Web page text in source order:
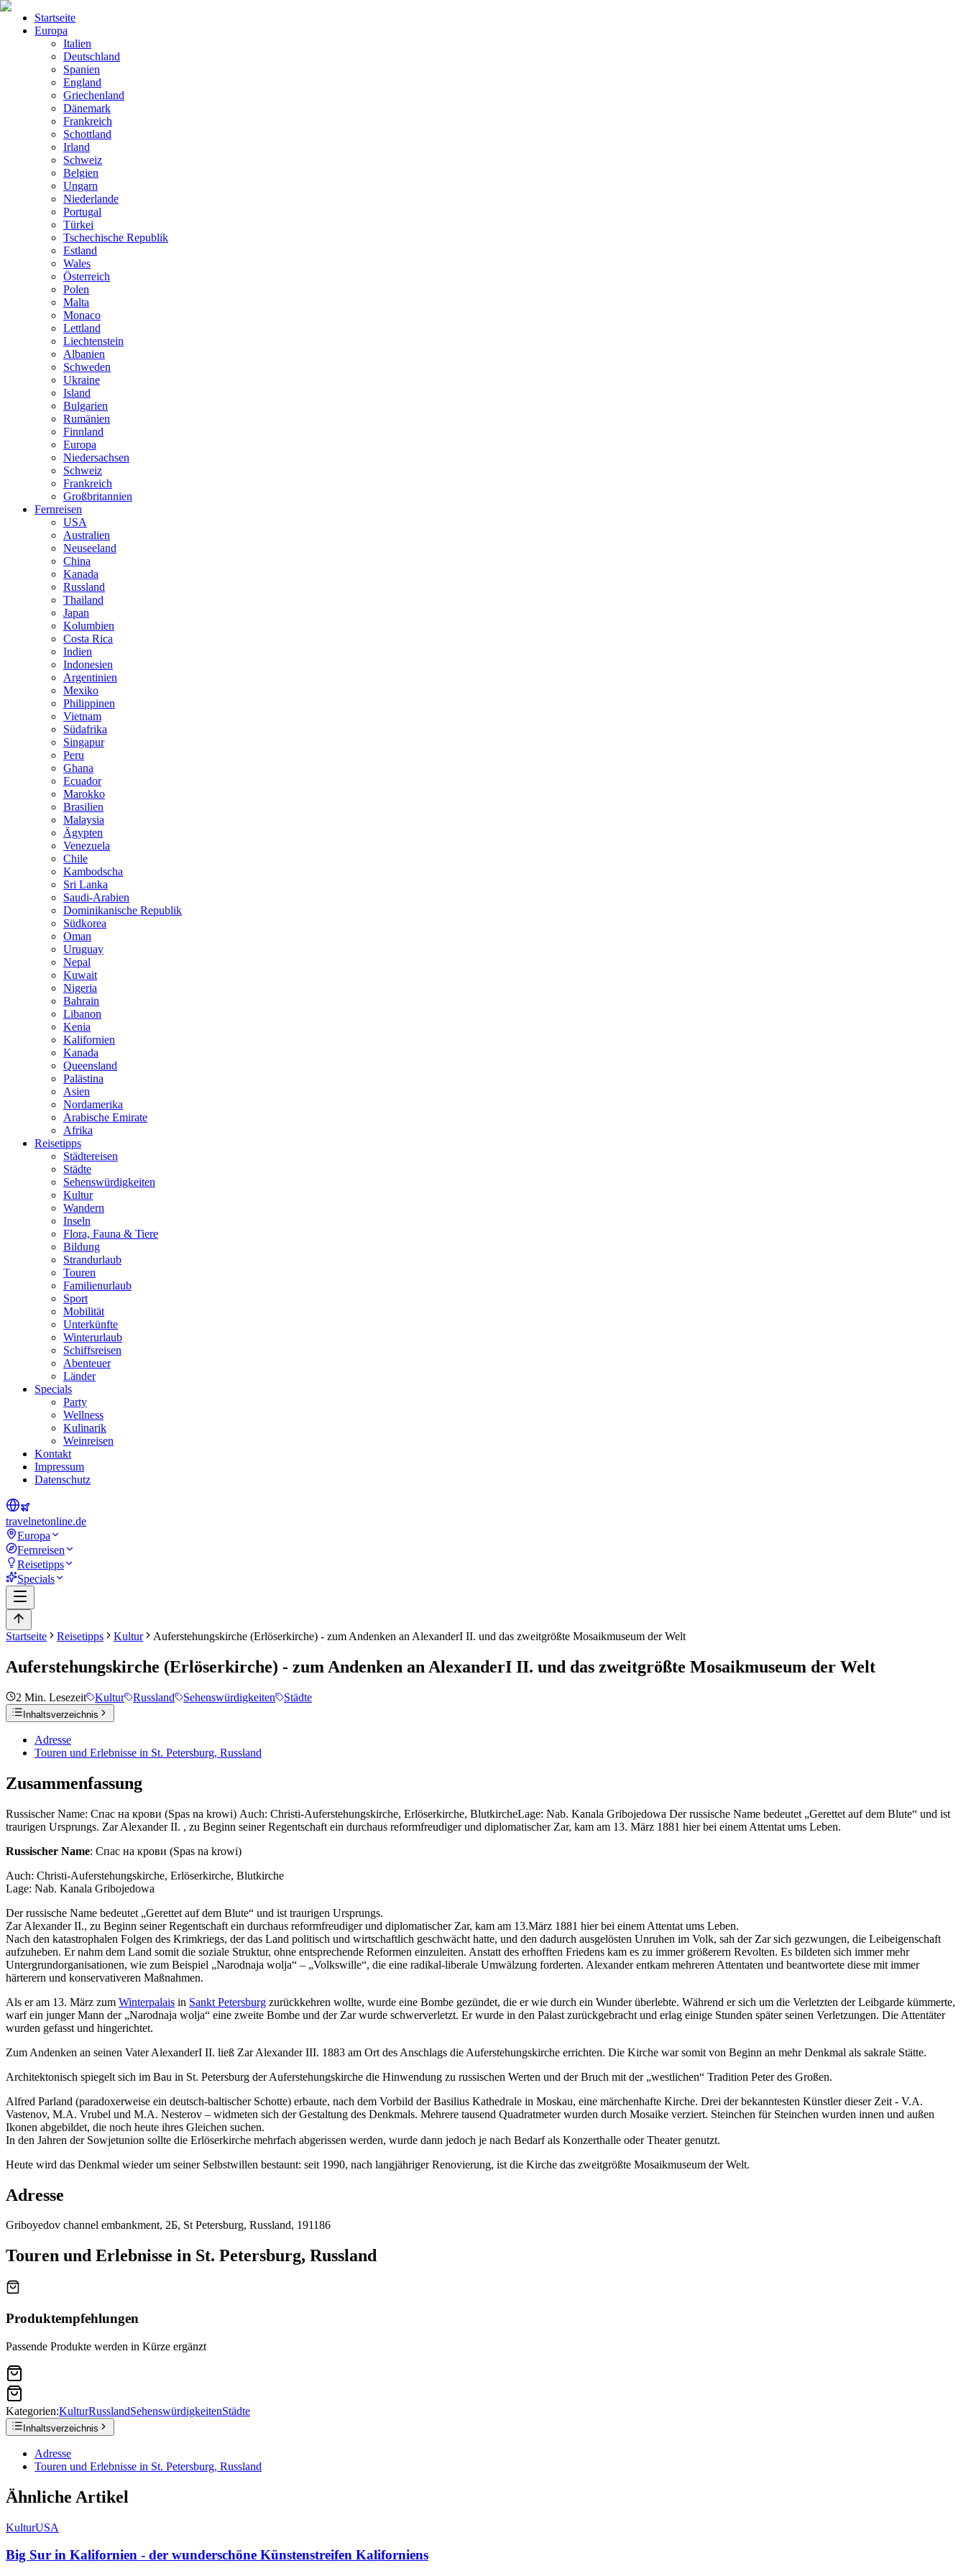
Startseite
Europa
Italien
Deutschland
Spanien
England
Griechenland
Dänemark
Frankreich
Schottland
Irland
Schweiz
Belgien
Ungarn
Niederlande
Portugal
Türkei
Tschechische Republik
Estland
Wales
Österreich
Polen
Malta
Monaco
Lettland
Liechtenstein
Albanien
Schweden
Ukraine
Island
Bulgarien
Rumänien
Finnland
Europa
Niedersachsen
Schweiz
Frankreich
Großbritannien
Fernreisen
USA
Australien
Neuseeland
China
Kanada
Russland
Thailand
Japan
Kolumbien
Costa Rica
Indien
Indonesien
Argentinien
Mexiko
Philippinen
Vietnam
Südafrika
Singapur
Peru
Ghana
Ecuador
Marokko
Brasilien
Malaysia
Ägypten
Venezuela
Chile
Kambodscha
Sri Lanka
Saudi-Arabien
Dominikanische Republik
Südkorea
Oman
Uruguay
Nepal
Kuwait
Nigeria
Bahrain
Libanon
Kenia
Kalifornien
Kanada
Queensland
Palästina
Asien
Nordamerika
Arabische Emirate
Afrika
Reisetipps
Städtereisen
Städte
Sehenswürdigkeiten
Kultur
Wandern
Inseln
Flora, Fauna & Tiere
Bildung
Strandurlaub
Touren
Familienurlaub
Sport
Mobilität
Unterkünfte
Winterurlaub
Schiffsreisen
Abenteuer
Länder
Specials
Party
Wellness
Kulinarik
Weinreisen
Kontakt
Impressum
Datenschutz
travelnetonline.de
Europa
Fernreisen
Reisetipps
Specials
Startseite Reisetipps Kultur Auferstehungskirche (Erlöserkirche) - zum Andenken an AlexanderI II. und das zweitgrößte Mosaikmuseum der Welt
Auferstehungskirche (Erlöserkirche) - zum Andenken an AlexanderI II. und das zweitgrößte Mosaikmuseum der Welt
2 Min. Lesezeit Kultur Russland Sehenswürdigkeiten Städte
Inhaltsverzeichnis
Adresse
Touren und Erlebnisse in St. Petersburg, Russland
Zusammenfassung
Russischer Name: Спас на крови (Spas na krowi) Auch: Christi-Auferstehungskirche, Erlöserkirche, BlutkircheLage: Nab. Kanala Gribojedowa Der russische Name bedeutet „Gerettet auf dem Blute“ und ist
traurigen Ursprungs. Zar Alexander II. , zu Beginn seiner Regentschaft ein durchaus reformfreudiger und diplomatischer Zar, kam am 13. März 1881 hier bei einem Attentat ums Leben.
Russischer Name: Спас на крови (Spas na krowi)
Auch: Christi-Auferstehungskirche, Erlöserkirche, Blutkirche
Lage: Nab. Kanala Gribojedowa
Der russische Name bedeutet „Gerettet auf dem Blute“ und ist traurigen Ursprungs.
Zar Alexander II., zu Beginn seiner Regentschaft ein durchaus reformfreudiger und diplomatischer Zar, kam am 13.März 1881 hier bei einem Attentat ums Leben.
Nach den katastrophalen Folgen des Krimkriegs, der das Land politisch und wirtschaftlich geschwächt hatte, und den dadurch ausgelösten Unruhen im Volk, sah der Zar sich gezwungen, die Leibeigenschaft
aufzuheben. Er nahm dem Land somit die soziale Struktur, ohne entsprechende Reformen einzuleiten. Anstatt des erhofften Friedens kam es zu immer größerern Revolten. Es bildeten sich immer mehr
Untergrundorganisationen, wie zum Beispiel „Narodnaja wolja“ – „Volkswille“, die eine radikal-liberale Umwälzung forderten. Alexander entkam mehreren Attentaten und beantwortete diese mit immer
härterern und konservativeren Maßnahmen.
Als er am 13. März zum Winterpalais in Sankt Petersburg zurückkehren wollte, wurde eine Bombe gezündet, die er wie durch ein Wunder überlebte. Während er sich um die Verletzten der Leibgarde kümmerte,
warf ein junger Mann der „Narodnaja wolja“ eine zweite Bombe und der Zar wurde schwerverletzt. Er wurde in den Palast zurückgebracht und erlag einige Stunden später seinen Verletzungen. Die Attentäter
wurden gefasst und hingerichtet.
Zum Andenken an seinen Vater AlexanderI II. ließ Zar Alexander III. 1883 am Ort des Anschlags die Auferstehungskirche errichten. Die Kirche war somit von Beginn an mehr Denkmal als sakrale Stätte.
Architektonisch spiegelt sich im Bau in St. Petersburg der Auferstehungskirche die Hinwendung zu russischen Werten und der Bruch mit der „westlichen“ Tradition Peter des Großen.
Alfred Parland (paradoxerweise ein deutsch-baltischer Schotte) erbaute, nach dem Vorbild der Basilius Kathedrale in Moskau, eine märchenhafte Kirche. Drei der bekanntesten Künstler dieser Zeit - V.A.
Vastenov, M.A. Vrubel und M.A. Nesterov – widmeten sich der Gestaltung des Denkmals. Mehrere tausend Quadratmeter wurden durch Mosaike verziert. Steinchen für Steinchen wurden innen und außen
Ikonen abgebildet, die noch heute ihres Gleichen suchen.
In den Jahren der Sowjetunion sollte die Erlöserkirche mehrfach abgerissen werden, wurde dann jedoch je nach Bedarf als Konzerthalle oder Theater genutzt.
Heute wird das Denkmal wieder um seiner Selbstwillen bestaunt: seit 1990, nach langjähriger Renovierung, ist die Kirche das zweitgrößte Mosaikmuseum der Welt.
Adresse
Griboyedov channel embankment, 2Б, St Petersburg, Russland, 191186
Touren und Erlebnisse in St. Petersburg, Russland
Produktempfehlungen
Passende Produkte werden in Kürze ergänzt
Kategorien:KulturRusslandSehenswürdigkeitenStädte
Inhaltsverzeichnis
Adresse
Touren und Erlebnisse in St. Petersburg, Russland
Ähnliche Artikel
KulturUSA
Big Sur in Kalifornien - der wunderschöne Künstenstreifen Kaliforniens